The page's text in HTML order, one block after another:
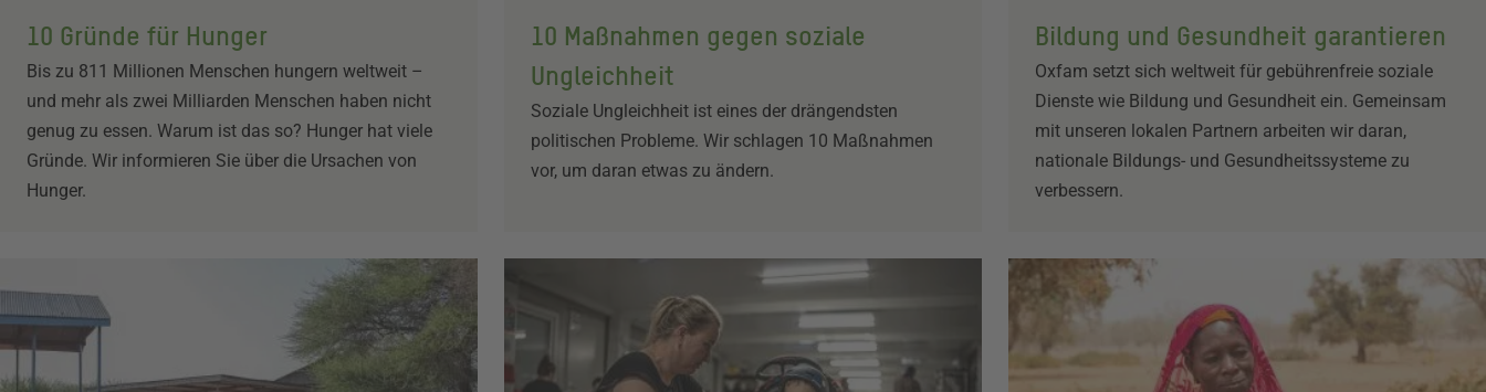
10 Gründe für Hunger
Bis zu 811 Millionen Menschen hungern weltweit –
und mehr als zwei Milliarden Menschen haben nicht
genug zu essen. Warum ist das so? Hunger hat viele
Gründe. Wir informieren Sie über die Ursachen von
Hunger.
10 Maßnahmen gegen soziale
Ungleichheit
Soziale Ungleichheit ist eines der drängendsten
politischen Probleme. Wir schlagen 10 Maßnahmen
vor, um daran etwas zu ändern.
Bildung und Gesundheit garantieren
Oxfam setzt sich weltweit für gebührenfreie soziale
Dienste wie Bildung und Gesundheit ein. Gemeinsam
mit unseren lokalen Partnern arbeiten wir daran,
nationale Bildungs- und Gesundheitssysteme zu
verbessern.